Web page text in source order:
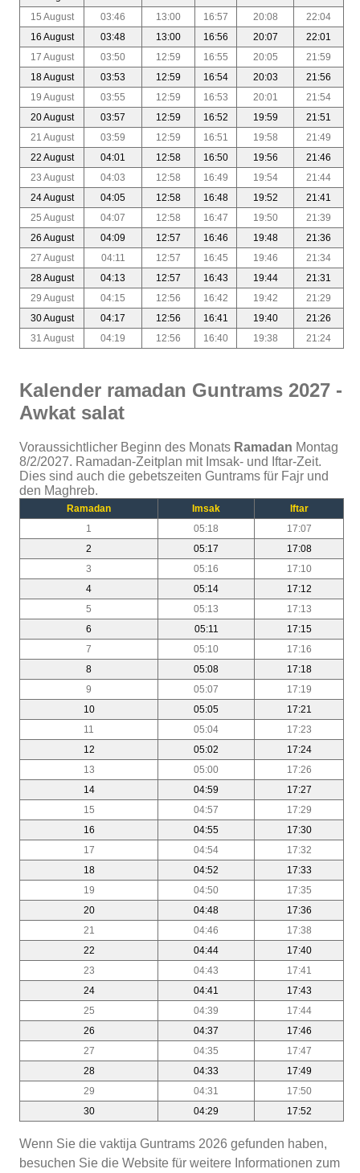
15 August
03:46 13:00 16:57 20:08
22:04
16 August
03:48 13:00 16:56 20:07
22:01
17 August
03:50 12:59 16:55 20:05
21:59
18 August
03:53 12:59 16:54 20:03
21:56
19 August
03:55 12:59 16:53 20:01
21:54
20 August
03:57 12:59 16:52 19:59
21:51
21 August
03:59 12:59 16:51 19:58
21:49
22 August
04:01 12:58 16:50 19:56
21:46
23 August
04:03 12:58 16:49 19:54
21:44
24 August
04:05 12:58 16:48 19:52
21:41
25 August
04:07 12:58 16:47 19:50
21:39
26 August
04:09 12:57 16:46 19:48
21:36
27 August
04:11 12:57 16:45 19:46
21:34
28 August
04:13 12:57 16:43 19:44
21:31
29 August
04:15 12:56 16:42 19:42
21:29
30 August
04:17 12:56 16:41 19:40
21:26
31 August
04:19 12:56 16:40 19:38 21:24
Kalender ramadan Guntrams 2027 -
Awkat salat
Voraussichtlicher Beginn des Monats Ramadan Montag
8/2/2027. Ramadan-Zeitplan mit Imsak- und Iftar-Zeit.
Dies sind auch die gebetszeiten Guntrams für Fajr und
den Maghreb.
Ramadan Imsak
Iftar
1
05:18
17:07
2
05:17
17:08
3
05:16
17:10
4
05:14
17:12
5
05:13
17:13
6
05:11
17:15
7
05:10
17:16
8
05:08
17:18
9
05:07
17:19
10
05:05
17:21
11
05:04
17:23
12
05:02
17:24
13
05:00
17:26
14
04:59
17:27
15
04:57
17:29
16
04:55
17:30
17
04:54
17:32
18
04:52
17:33
19
04:50
17:35
20
04:48
17:36
21
04:46
17:38
22
04:44
17:40
23
04:43
17:41
24
04:41
17:43
25
04:39
17:44
26
04:37
17:46
27
04:35
17:47
28
04:33
17:49
29
04:31
17:50
30
04:29 17:52
Wenn Sie die vaktija Guntrams 2026 gefunden haben,
besuchen Sie die Website für weitere Informationen zum